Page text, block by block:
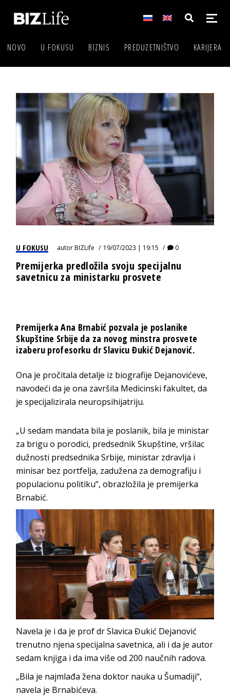
NOVO U FOKUSU BIZNIS PREDUZETNIŠTVO KARIJERA
U FOKUSU autorBIZLife 19/07/2023 | 19:15 0
Premijerka predložila svoju specijalnu
savetnicu za ministarku prosvete
Premijerka Ana Brnabić pozvala je poslanike
Skupštine Srbije da za novog minstra prosvete
izaberu profesorku dr Slavicu Đukić Dejanović.
Ona je pročitala detalje iz biografije Dejanovićeve,
navodeći da je ona završila Medicinski fakultet, da
je specijalizirala neuropsihijatriju.
„U sedam mandata bila je poslanik, bila je ministar
za brigu o porodici, predsednik Skupštine, vršilac
dužnosti predsednika Srbije, ministar zdravlja i
minisar bez portfelja, zadužena za demografiju i
populacionu politiku“, obrazložila je premijerka
Brnabić.
Navela je i da je prof dr Slavica Đukić Dejanović
trenutno njena specijalna savetnica, ali i da je autor
sedam knjiga i da ima više od 200 naučnih radova.
„Bila je najmlađa žena doktor nauka u Šumadiji“,
navela je Brnabićeva.